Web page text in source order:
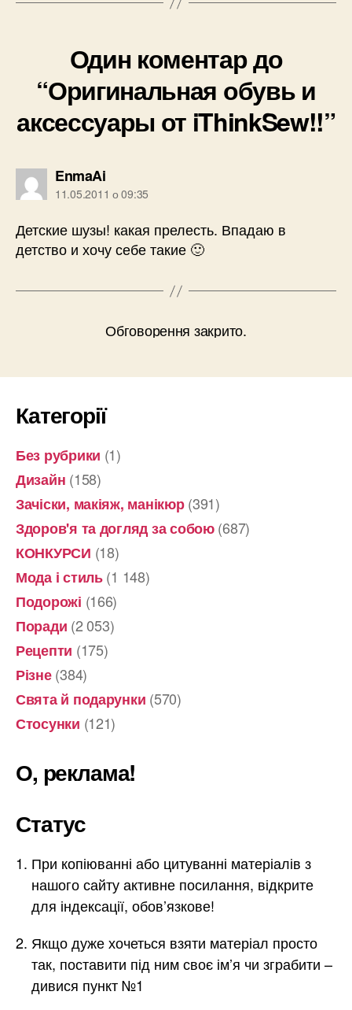
Один коментар до
“Оригинальная обувь и
аксессуары от iThinkSew!!”
EnmaAiговорить:
11.05.2011 о 09:35
Детские шузы! какая прелесть. Впадаю в
детство и хочу себе такие 🙂
Обговорення закрито.
Категорії
Без рубрики (1)
Дизайн (158)
Зачіски, макіяж, манікюр(391)
Здоров'я та догляд за собою(687)
КОНКУРСИ (18)
Мода і стиль(1 148)
Подорожі (166)
Поради (2 053)
Рецепти (175)
Різне(384)
Свята й подарунки (570)
Стосунки (121)
О, реклама!
Статус
При копіюванні або цитуванні матеріалів з
нашого сайту активне посилання, відкрите
для індексації, обов’язкове!
Якщо дуже хочеться взяти матеріал просто
так, поставити під ним своє ім’я чи зграбити –
дивися пункт №1